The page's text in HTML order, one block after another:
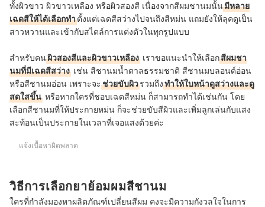
ทั้งผิวขาว ผิวขาวเหลือง หรือผิวสองสี เนื่องจากสีผมชานมนั้นมีหลาย
เฉดสีให้ได้เลือกทำตั้งแต่เฉดสีสว่างไปจนถึงสีหม่น แถมยังให้ลุคดูเป็น
สาวหวานและเข้ากับสไตล์การแต่งตัวในทุกรูปแบบ
สำหรับคนผิวสองสีและผิวขาวเหลือง เราขอแนะนำให้เลือกสีผมชา
นมที่มีเฉดสีสว่าง เช่น สีชานมน้ำตาลธรรมชาติ สีชานมบลอนด์อ่อน
หรือสีชานมอ่อน เพราะจะช่วยขับผิวรวมถึงทำให้ใบหน้าดูสว่างและดู
สดใสขึ้น หรือหากใครที่ชอบเฉดสีหม่น ก็สามารถทำได้เช่นกัน โดย
เลือกสีชานมที่ให้ประกายหม่น ก็จะช่วยขับสีผิวและเพิ่มลูกเล่นกับแสง
สะท้อนเป็นประกายในเวลาที่เจอแสงด้วยค่ะ
แจ้งเนื้อหาผิดพลาด
วิธีการเลือกยาย้อมผมสีชานม
ใครที่กำลังมองหาผลิตภัณฑ์เปลี่ยนสีผม คงจะมีความกังวลใจในการ